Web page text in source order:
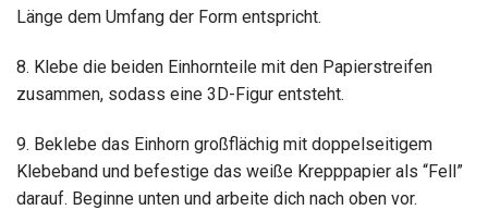
Länge dem Umfang der Form entspricht.
8. Klebe die beiden Einhornteile mit den Papierstreifen
zusammen, sodass eine 3D-Figur entsteht.
9. Beklebe das Einhorn großflächig mit doppelseitigem
Klebeband und befestige das weiße Krepppapier als “Fell”
darauf. Beginne unten und arbeite dich nach oben vor.